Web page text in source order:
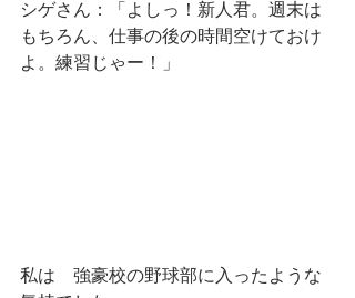
シゲさん：「よしっ！新人君。週末は
もちろん、仕事の後の時間空けておけ
よ。練習じゃー！」
私は　強豪校の野球部に入ったような